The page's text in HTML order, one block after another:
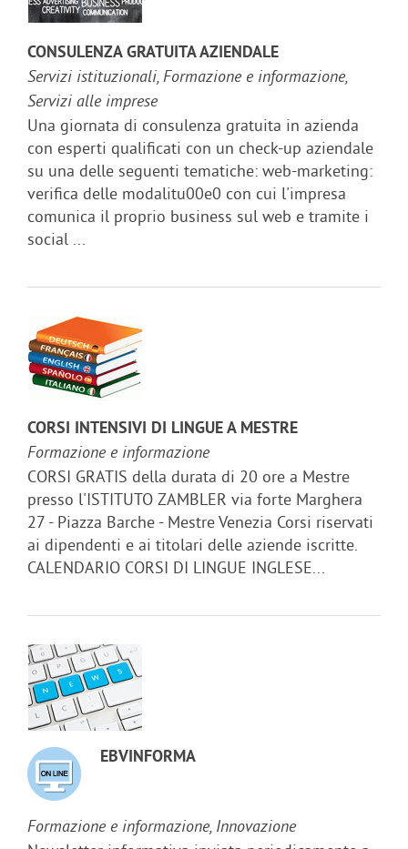
CONSULENZA GRATUITA AZIENDALE
Servizi istituzionali, Formazione e informazione,
Servizi alle imprese
Una giornata di consulenza gratuita in azienda
con esperti qualificati con un check-up aziendale
su una delle seguenti tematiche: web-marketing:
verifica delle modalitu00e0 con cui l'impresa
comunica il proprio business sul web e tramite i
social ...
CORSI INTENSIVI DI LINGUE A MESTRE
Formazione e informazione
CORSI GRATIS della durata di 20 ore a Mestre
presso l'ISTITUTO ZAMBLER via forte Marghera
27 - Piazza Barche - Mestre Venezia Corsi riservati
ai dipendenti e ai titolari delle aziende iscritte.
CALENDARIO CORSI DI LINGUE INGLESE...
EBVINFORMA
Formazione e informazione, Innovazione